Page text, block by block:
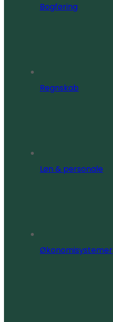
Bogføring
Regnskab
Løn & personale
Økonomisystemer